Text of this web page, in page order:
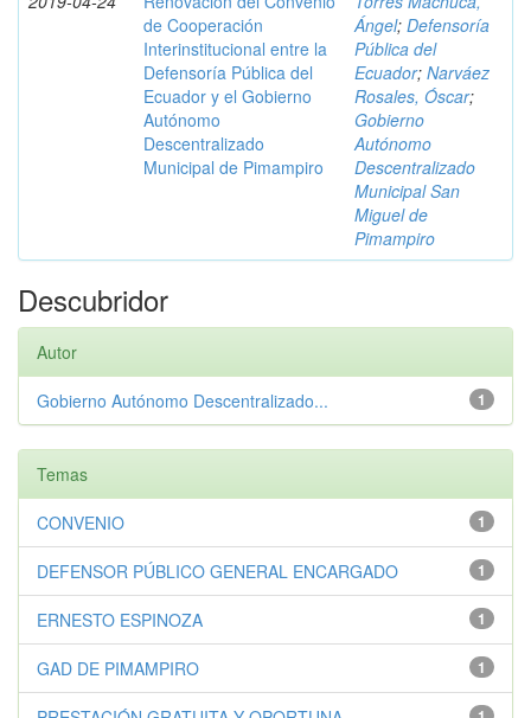
de Cooperación
Interinstitucional entre la
Defensoría Pública del
Ecuador y el Gobierno
Autónomo
Descentralizado
Municipal de Pimampiro
Ángel; Defensoría
Pública del
Ecuador; Narváez
Rosales, Óscar;
Gobierno
Autónomo
Descentralizado
Municipal San
Miguel de
Pimampiro
Descubridor
Autor
1
Gobierno Autónomo Descentralizado...
Temas
1
CONVENIO
1
DEFENSOR PÚBLICO GENERAL ENCARGADO
1
ERNESTO ESPINOZA
1
GAD DE PIMAMPIRO